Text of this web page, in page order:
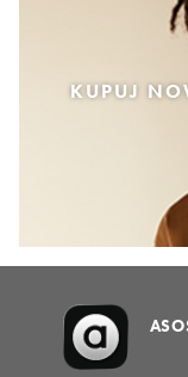
KUPUJ